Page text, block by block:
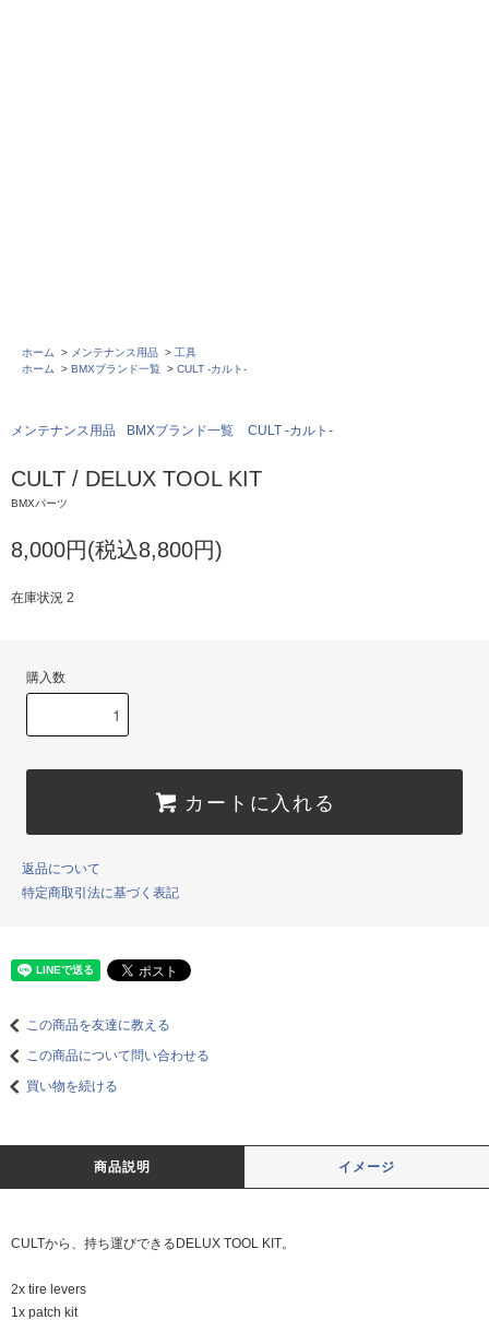
ホーム > メンテナンス用品 > 工具
ホーム
> BMXブランド一覧 > CULT -カルト-
メンテナンス用品 BMXブランド一覧 CULT -カルト-
CULT / DELUX TOOL KIT
BMXパーツ
8,000円(税込8,800円)
在庫状況 2
購入数
カートに入れる
返品について
特定商取引法に基づく表記
この商品を友達に教える
この商品について問い合わせる
買い物を続ける
商品説明 イメージ
CULTから、持ち運びできるDELUX TOOL KIT。
2x tire levers
1x patch kit